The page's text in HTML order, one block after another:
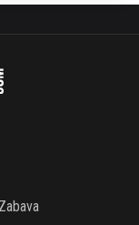
Zabava